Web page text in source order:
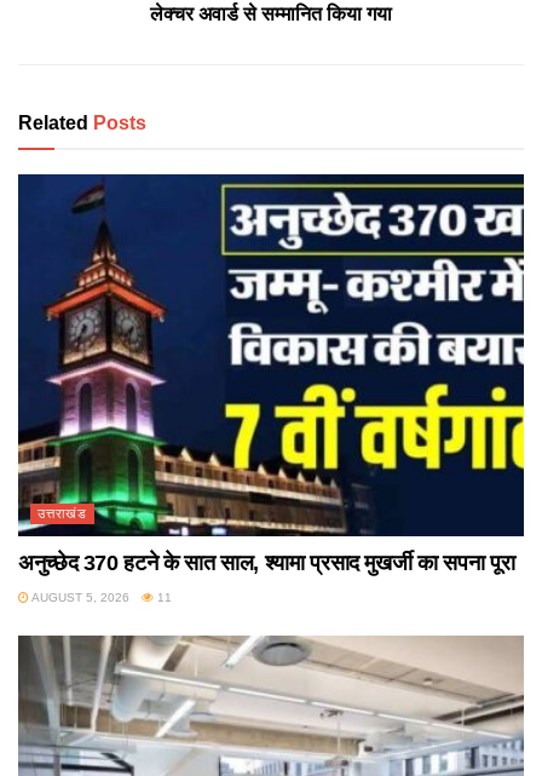
लेक्चर अवार्ड से सम्मानित किया गया
Related Posts
उत्तराखंड
अनुच्छेद 370 हटने के सात साल, श्यामा प्रसाद मुखर्जी का सपना पूरा
AUGUST 5, 2026 11